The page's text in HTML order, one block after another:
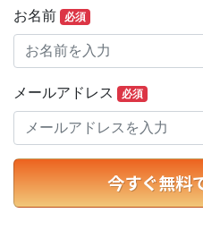
お名前 必須
メールアドレス 必須
今すぐ無料